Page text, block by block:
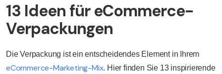
13 Ideen für eCommerce-
Verpackungen
Die Verpackung ist ein entscheidendes Element in Ihrem
eCommerce-Marketing-Mix. Hier finden Sie 13 inspirierende